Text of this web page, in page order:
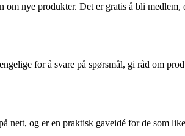
nye produkter. Det er gratis å bli medlem,
for å svare på spørsmål, gi råd om
og er en praktisk gaveidé for de som